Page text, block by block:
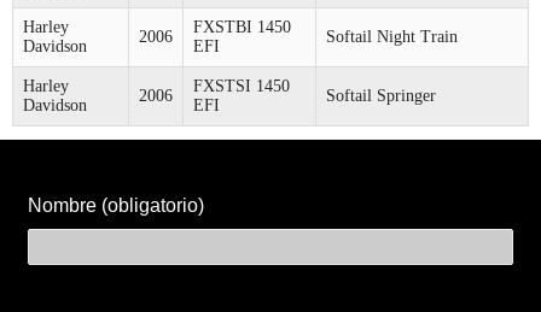
Harley
Davidson
2006
FXSTBI 1450
EFI
Softail Night Train
Harley
Davidson
2006
FXSTSI 1450
EFI
Softail Springer
Nombre (obligatorio)